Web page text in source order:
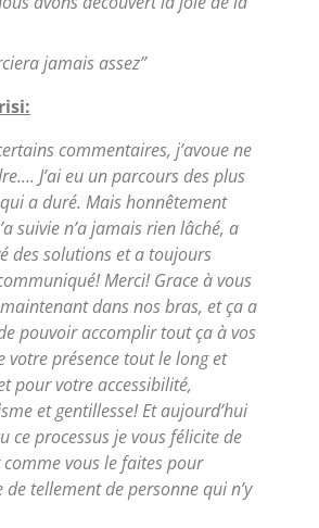
jamais assez”
commentaires, j’avoue ne
J’ai eu un parcours des plus
a duré. Mais honnêtement
suivie n’a jamais rien lâché, a
des solutions et a toujours
Merci! Grace à vous
dans nos bras, et ça a
pouvoir accomplir tout ça à vos
votre présence tout le long et
pour votre accessibilité,
et gentillesse! Et aujourd’hui
ce processus je vous félicite de
vous le faites pour
de tellement de personne qui n’y